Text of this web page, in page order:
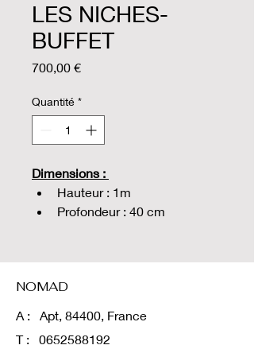
LES NICHES-
BUFFET
700,00 €Prix
Quantité *
Dimensions :
Hauteur : 1m
Profondeur : 40 cm
NOMAD
A : Apt, 84400, France
T : 0652588192